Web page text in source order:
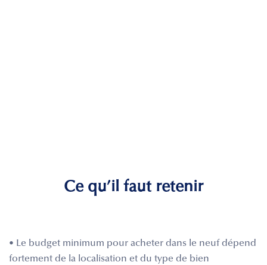
Ce qu’il faut retenir
• Le budget minimum pour acheter dans le neuf dépend
fortement de la localisation et du type de bien